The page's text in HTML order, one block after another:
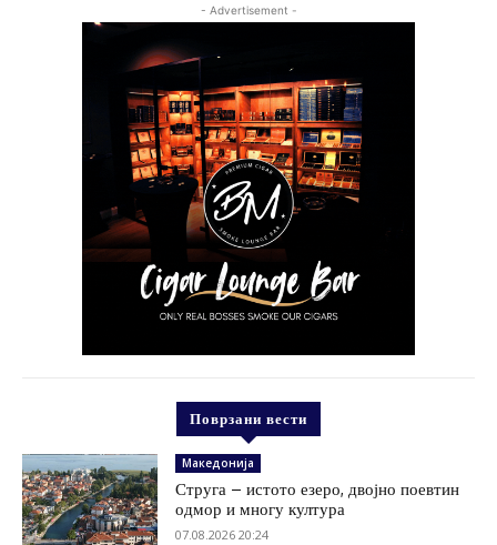
- Advertisement -
Поврзани вести
Македонија
Струга – истото езеро, двојно поевтин
одмор и многу култура
07.08.2026 20:24